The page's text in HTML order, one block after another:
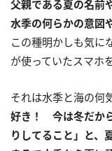
父親である夏の名前
水季の何らかの意図
この種明かしも気に
が使っていたスマホ
それは水季と海の何
好き！ 今は冬だか
りしてること」と、